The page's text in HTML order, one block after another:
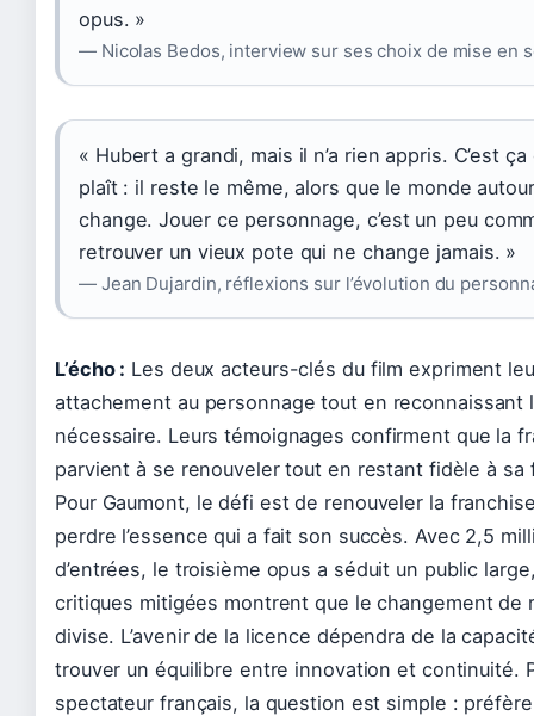
opus. »
— Nicolas Bedos, interview sur ses choix de mise en
« Hubert a grandi, mais il n’a rien appris. C’est ça
plaît : il reste le même, alors que le monde
change. Jouer ce personnage, c’est un peu
retrouver un vieux pote qui ne change jamais. »
— Jean Dujardin, réflexions sur l’évolution du
L’écho : Les deux acteurs-clés du film expriment
attachement au personnage tout en reconnaissant
nécessaire. Leurs témoignages confirment que la
parvient à se renouveler tout en restant fidèle à sa
Pour Gaumont, le défi est de renouveler la
perdre l’essence qui a fait son succès. Avec 2,5
d’entrées, le troisième opus a séduit un public
critiques mitigées montrent que le changement de
divise. L’avenir de la licence dépendra de la
trouver un équilibre entre innovation et continuité.
spectateur français, la question est simple :